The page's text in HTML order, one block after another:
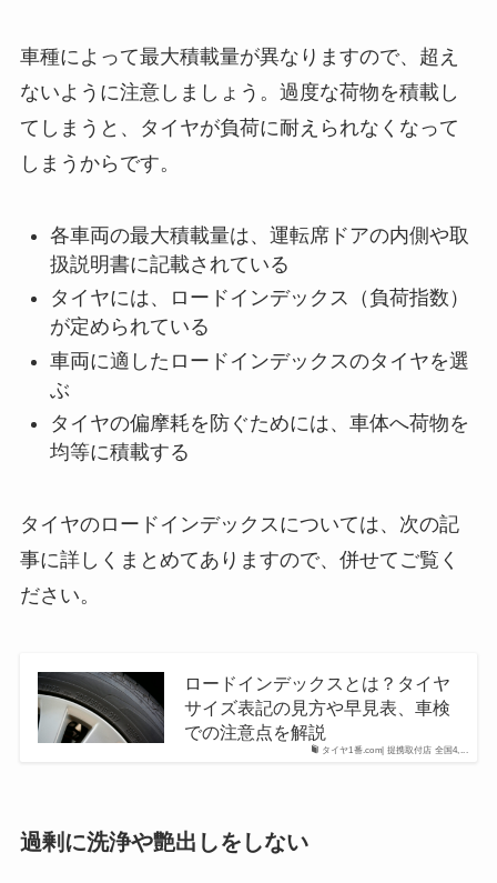
車種によって最大積載量が異なりますので、超え
ないように注意しましょう。過度な荷物を積載し
てしまうと、タイヤが負荷に耐えられなくなって
しまうからです。
各車両の最大積載量は、運転席ドアの内側や取
扱説明書に記載されている
タイヤには、ロードインデックス（負荷指数）
が定められている
車両に適したロードインデックスのタイヤを選
ぶ
タイヤの偏摩耗を防ぐためには、車体へ荷物を
均等に積載する
タイヤのロードインデックスについては、次の記
事に詳しくまとめてありますので、併せてご覧く
ださい。
タイヤ1番.com| 提携取付店 全国4,...
ロードインデックスとは？タイヤ
サイズ表記の見方や早見表、車検
での注意点を解説
過剰に洗浄や艶出しをしない